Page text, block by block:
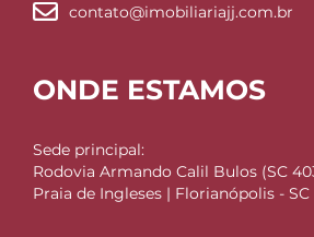
contato@imobiliariajj.com.br
ONDE ESTAMOS
Sede principal:
Rodovia Armando Calil Bulos (SC
Praia de Ingleses | Florianópolis - SC